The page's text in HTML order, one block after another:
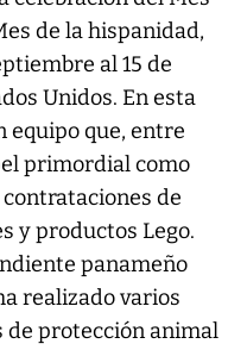
de la hispanidad,
al 15 de
Unidos. En esta
equipo que, entre
primordial como
de
y productos Lego.
panameño
realizado varios
de protección animal